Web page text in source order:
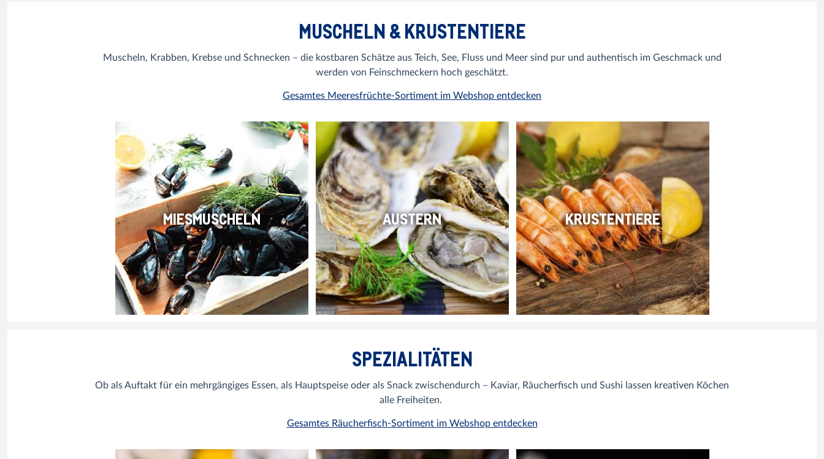
MUSCHELN & KRUSTENTIERE
Muscheln, Krabben, Krebse und Schnecken – die kostbaren Schätze aus Teich, See, Fluss und Meer sind pur und authentisch im Geschmack und
werden von Feinschmeckern hoch geschätzt.
Gesamtes Meeresfrüchte-Sortiment im Webshop entdecken
MIESMUSCHELN AUSTERN KRUSTENTIERE
SPEZIALITÄTEN
Ob als Auftakt für ein mehrgängiges Essen, als Hauptspeise oder als Snack zwischendurch – Kaviar, Räucherfisch und Sushi lassen kreativen Köchen
alle Freiheiten.
Gesamtes Räucherfisch-Sortiment im Webshop entdecken